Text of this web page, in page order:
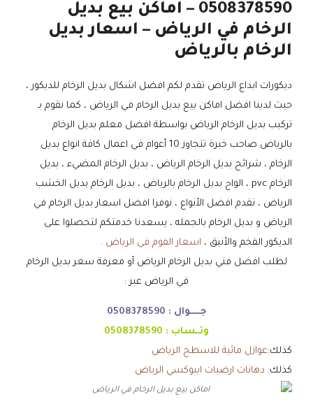
0508378590 – اماكن بيع بديل
الرخام في الرياض – اسعار بديل
الرخام بالرياض
ديكورات ابداع الرياض تقدم لكم افضل اشكال بديل الرخام للديكور ،
حيث لدينا افضل اماكن بيع بديل الرخام في الرياض ، كما نقوم بـ
تركيب بديل الرخام الرياض بواسطة افضل معلم بديل الرخام
بالرياض صاحب خبرة تتجاوز 10 أعوام في اعمال كافة انواع بديل
الرخام ، شرائح بديل الرخام الرياض ، بديل الرخام المضيء ، بديل
الرخام pvc ، الواح بديل الرخام بالرياض ، بديل الرخام بديل الخشب
الرياض ، نقدم افضل الأنواع ، نوفرا افضل اسعار بديل الرخام في
الرياض و بديل الرخام بالجمله ، يسعدنا خدمتكم لتحصلوا على
الديكور الفخم والأنيق ، اسعار الفوم في الرياض .
لطلب افضل فني بديل الرخام الرياض أو معرفة سعر بديل الرخام
في الرياض عبر :
جـــــوال : 0508378590
وتــساب : 0508378590
كذلك:عوازل مائية للاسطح الرياض
كذلك: دهانات ارضيات ايبوكسي الرياض